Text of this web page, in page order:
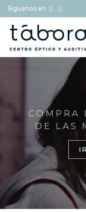
Síguenos en
COMPRA
DE LAS